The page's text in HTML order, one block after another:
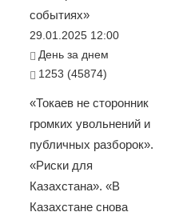
событиях»
29.01.2025 12:00
День за днем
1253 (45874)
«Токаев не сторонник
громких увольнений и
публичных разборок».
«Риски для
Казахстана». «В
Казахстане снова